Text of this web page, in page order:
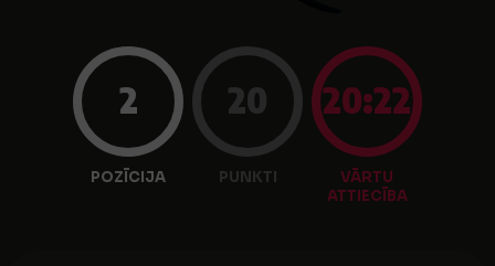
2
POZĪCIJA
20
PUNKTI
20:22
VĀRTU
ATTIECĪBA